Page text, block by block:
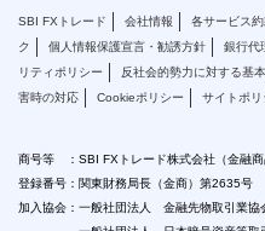
SBI FXトレード 会社情報 各サービス
ク
個人情報保護宣言・勧誘方針 銀行代
リティポリシー
反社会的勢力に対する基
害時の対応
Cookieポリシー サイトポリ
商号等 ：SBI FXトレード株式会社（金融商
登録番号：関東財務局長（金商）第2635号
加入協会：一般社団法人 金融先物取引業協